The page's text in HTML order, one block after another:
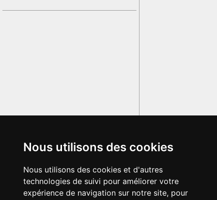
Nous utilisons des cookies
Nous utilisons des cookies et d'autres
technologies de suivi pour améliorer votre
expérience de navigation sur notre site, pour